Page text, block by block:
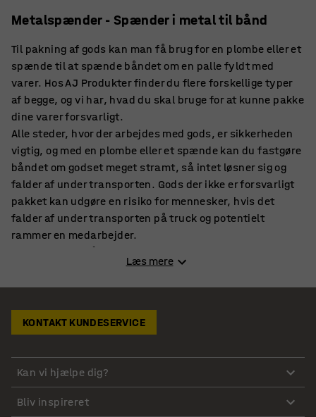
Metalspænder - Spænder i metal til bånd
Til pakning af gods kan man få brug for en plombe eller et
spænde til at spænde båndet om en palle fyldt med
varer. Hos AJ Produkter finder du flere forskellige typer
af begge, og vi har, hvad du skal bruge for at kunne pakke
dine varer forsvarligt.
Alle steder, hvor der arbejdes med gods, er sikkerheden
vigtig, og med en plombe eller et spænde kan du fastgøre
båndet om godset meget stramt, så intet løsner sig og
falder af under transporten. Gods der ikke er forsvarligt
pakket kan udgøre en risiko for mennesker, hvis det
falder af under transporten på truck og potentielt
rammer en medarbejder.
Der kan dog også være tale om at kostbare varer
beskadiges, og det vil man som virksomhed naturligvis
gerne undgå, dels fordi det koster penge, men også fordi,
for kunden.
Der er altså flere grunde til, at gods skal pakkes
et spænde kan du sikre dig, at lasten er pakket så sikkert
som muligt.
Læs mere
KONTAKT KUNDESERVICE
Kan vi hjælpe dig?
Bliv inspireret